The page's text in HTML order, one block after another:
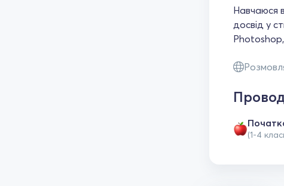
Навчаюся
досвід у
(1-4